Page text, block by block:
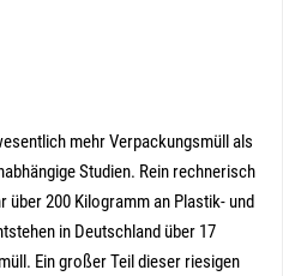
mehr Verpackungsmüll als
Studien. Rein rechnerisch
200 Kilogramm an Plastik- und
in Deutschland über 17
Ein großer Teil dieser riesigen